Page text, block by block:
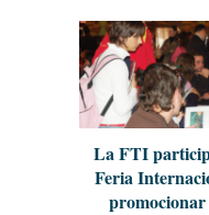
La FTI
Feria
promocionar